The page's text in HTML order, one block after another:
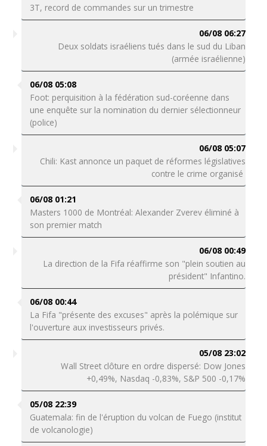
3T, record de commandes sur un trimestre
06/08 06:27
Deux soldats israéliens tués dans le sud du Liban
(armée israélienne)
06/08 05:08
Foot: perquisition à la fédération sud-coréenne dans
une enquête sur la nomination du dernier sélectionneur
(police)
06/08 05:07
Chili: Kast annonce un paquet de réformes législatives
contre le crime organisé
06/08 01:21
Masters 1000 de Montréal: Alexander Zverev éliminé à
son premier match
06/08 00:49
La direction de la Fifa réaffirme son "plein soutien au
président" Infantino.
06/08 00:44
La Fifa "présente des excuses" après la polémique sur
l'ouverture aux investisseurs privés.
05/08 23:02
Wall Street clôture en ordre dispersé: Dow Jones
+0,49%, Nasdaq -0,83%, S&P 500 -0,17%
05/08 22:39
Guatemala: fin de l'éruption du volcan de Fuego (institut
de volcanologie)